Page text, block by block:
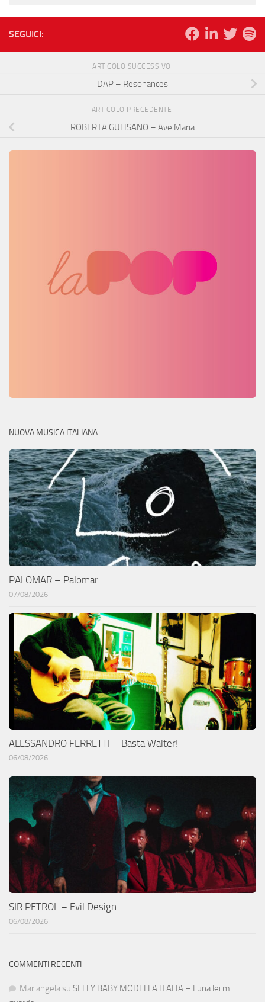
SEGUICI:
ARTICOLO SUCCESSIVO
DAP – Resonances
ARTICOLO PRECEDENTE
ROBERTA GULISANO – Ave Maria
NUOVA MUSICA ITALIANA
PALOMAR – Palomar
07/08/2026
ALESSANDRO FERRETTI – Basta Walter!
06/08/2026
SIR PETROL – Evil Design
06/08/2026
COMMENTI RECENTI
Mariangela su SELLY BABY MODELLA ITALIA – Luna lei mi